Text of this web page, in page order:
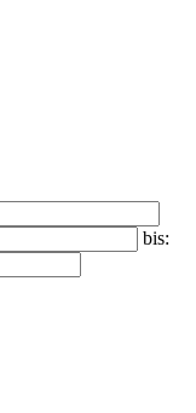
bis: